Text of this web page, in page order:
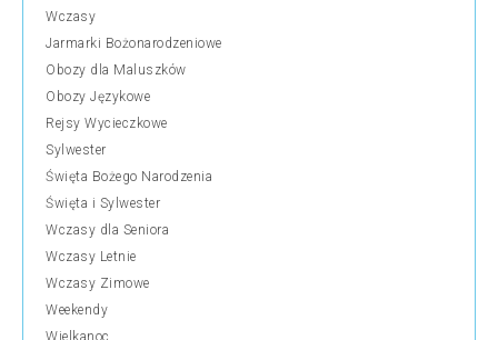
Wczasy
Jarmarki Bożonarodzeniowe
Obozy dla Maluszków
Obozy Językowe
Rejsy Wycieczkowe
Sylwester
Święta Bożego Narodzenia
Święta i Sylwester
Wczasy dla Seniora
Wczasy Letnie
Wczasy Zimowe
Weekendy